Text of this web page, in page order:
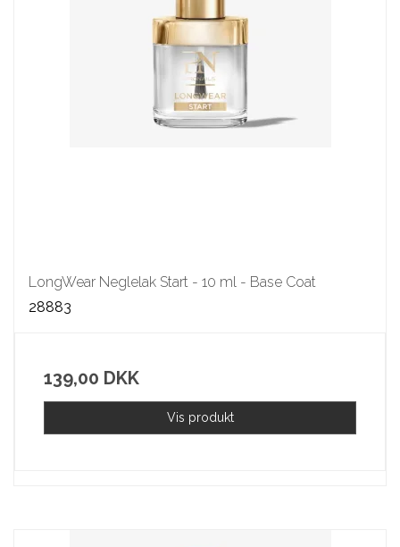
LongWear Neglelak Start - 10 ml - Base Coat
28883
139,00 DKK
Vis produkt